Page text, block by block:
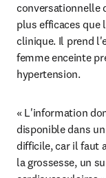
conversationnelle
plus efficaces que
clinique. Il prend
femme enceinte
hypertension.
« L'information
disponible dans
difficile, car il faut
la grossesse, un